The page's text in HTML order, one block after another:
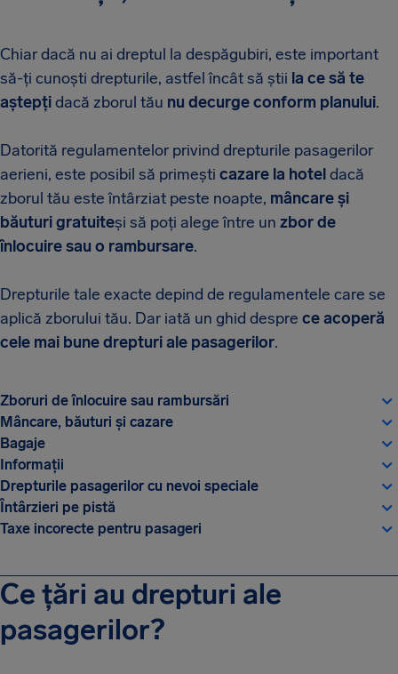
Chiar dacă nu ai dreptul la despăgubiri, este important
să-ți cunoști drepturile, astfel încât să știi la ce să te
aștepțidacă zborul tău nu decurge conform planului.
Datorită regulamentelor privind drepturile pasagerilor
aerieni, este posibil să primești cazare la hoteldacă
zborul tău este întârziat peste noapte, mâncare și
băuturi gratuiteși să poți alege între un zbor de
înlocuire sau o rambursare.
Drepturile tale exacte depind de regulamentele care se
aplică zborului tău. Dar iată un ghid despre ce acoperă
cele mai bune drepturi ale pasagerilor.
Zboruri de înlocuire sau rambursări
Mâncare, băuturi și cazare
Bagaje
Informații
Drepturile pasagerilor cu nevoi speciale
Întârzieri pe pistă
Taxe incorecte pentru pasageri
Ce țări au drepturi ale
pasagerilor?